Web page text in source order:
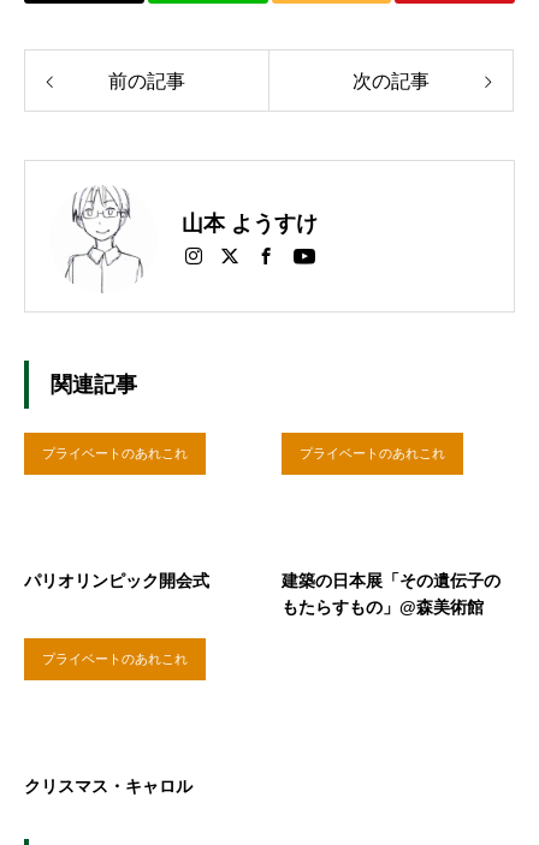
前の記事 次の記事
山本 ようすけ
関連記事
プライベートのあれこれ
パリオリンピック開会式
プライベートのあれこれ
建築の日本展「その遺伝子の
もたらすもの」@森美術館
プライベートのあれこれ
クリスマス・キャロル